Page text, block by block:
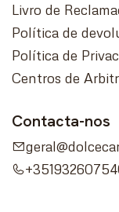
Livro de
Política de
Política de
Centros de
Contacta-nos